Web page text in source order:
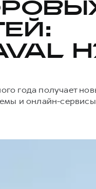
года получает
и онлайн-сервисы